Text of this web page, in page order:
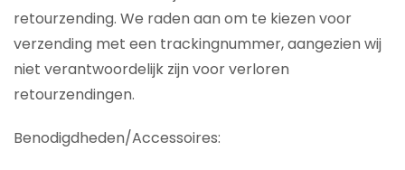
retourzending. We raden aan om te kiezen voor
verzending met een trackingnummer, aangezien wij
niet verantwoordelijk zijn voor verloren
retourzendingen.
Benodigdheden/Accessoires: